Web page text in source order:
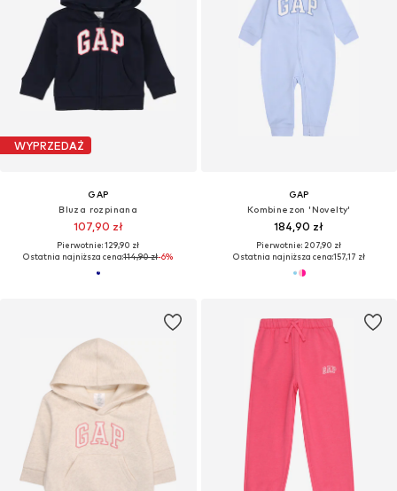
WYPRZEDAŻ
GAP
Bluza rozpinana
107,90 zł
Pierwotnie: 129,90 zł
Ostatnia najniższa cena:114,90 zł-6%
GAP
Kombinezon 'Novelty'
184,90 zł
Pierwotnie: 207,90 zł
Ostatnia najniższa cena:157,17 zł